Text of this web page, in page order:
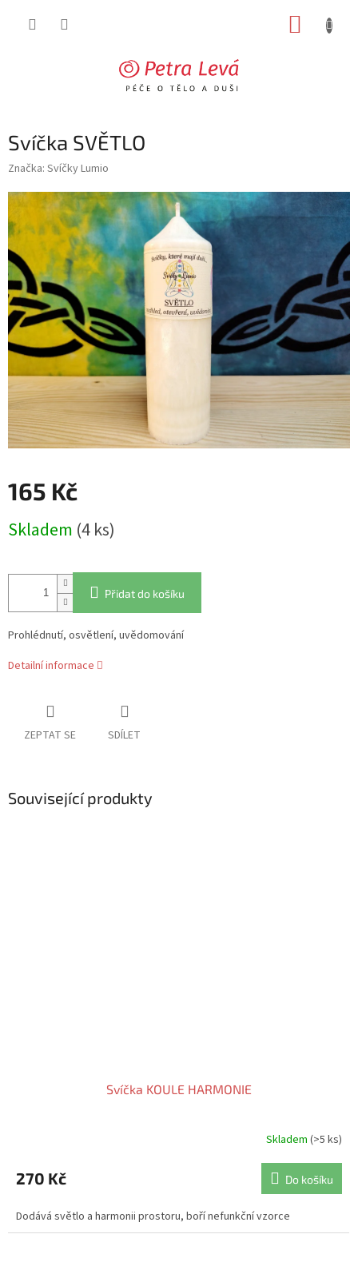
Svíčka SVĚTLO
Značka: Svíčky Lumio
165 Kč
cena:
Skladem (4 ks)
Přidat do košíku
Prohlédnutí, osvětlení, uvědomování
Detailní informace
ZEPTAT SE SDÍLET
Související produkty
Svíčka KOULE HARMONIE
Skladem (>5 ks)
270 Kč Do košíku
Dodává světlo a harmonii prostoru, boří nefunkční vzorce